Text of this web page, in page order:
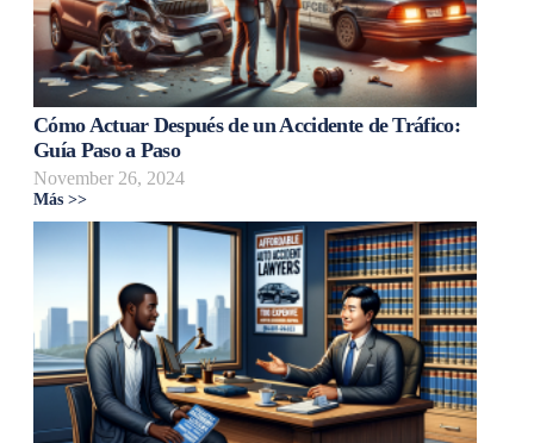
Cómo Actuar Después de un Accidente de Tráfico:
Guía Paso a Paso
November 26, 2024
Más >>